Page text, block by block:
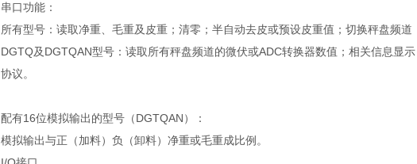
串口功能：
所有型号：读取净重、毛重及皮重；清零；半自动去皮或预设皮重值；切换秤盘频
DGTQ及DGTQAN型号：读取所有秤盘频道的微伏或ADC转换器数值；相关信息显
协议。
配有16位模拟输出的型号（DGTQAN）：
模拟输出与正（加料）负（卸料）净重或毛重成比例。